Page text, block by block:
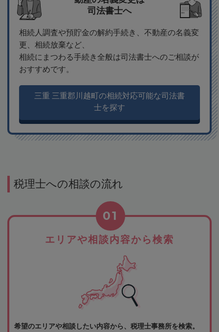
司法書士へ
相続人調査や預貯金の解約手続き、不動産の名義変
更、相続放棄など、
相続にまつわる手続き全般は司法書士へのご相談が
おすすめです。
三重 三重郡川越町の相続対応可能な司法書
士を探す
税理士への相談の流れ
エリアや相談内容から検索
01
希望のエリアや相談したい内容から、税理士事務所を検索。